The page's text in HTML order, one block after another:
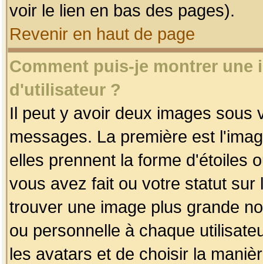
voir le lien en bas des pages).
Revenir en haut de page
Comment puis-je montrer une
d'utilisateur ?
Il peut y avoir deux images sous
messages. La première est
elles prennent la forme d'étoiles
vous avez fait ou votre statut
trouver une image plus grande
ou personnelle à chaque
les avatars et de choisir la